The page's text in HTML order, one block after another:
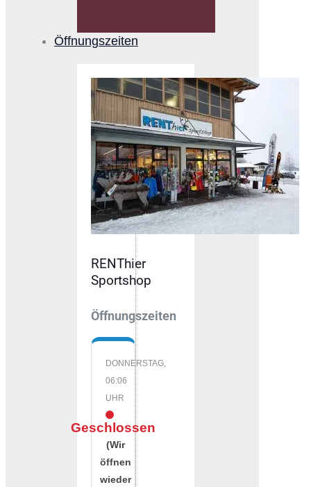
Öffnungszeiten
RENThier
Sportshop
Öffnungszeiten
DONNERSTAG,
06:06
UHR
Geschlossen
(Wir
öffnen
wieder